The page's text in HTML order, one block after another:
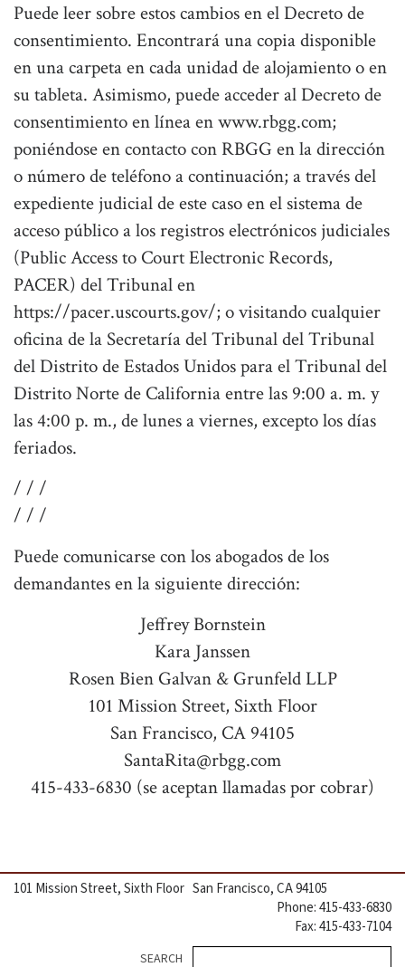
Puede leer sobre estos cambios en el Decreto de
consentimiento. Encontrará una copia disponible
en una carpeta en cada unidad de alojamiento o en
su tableta. Asimismo, puede acceder al Decreto de
consentimiento en línea en www.rbgg.com;
poniéndose en contacto con RBGG en la dirección
o número de teléfono a continuación; a través del
expediente judicial de este caso en el sistema de
acceso público a los registros electrónicos judiciales
(Public Access to Court Electronic Records,
PACER) del Tribunal en
https://pacer.uscourts.gov/; o visitando cualquier
oficina de la Secretaría del Tribunal del Tribunal
del Distrito de Estados Unidos para el Tribunal del
Distrito Norte de California entre las 9:00 a. m. y
las 4:00 p. m., de lunes a viernes, excepto los días
feriados.
/ / /
/ / /
Puede comunicarse con los abogados de los
demandantes en la siguiente dirección:
Jeffrey Bornstein
Kara Janssen
Rosen Bien Galvan & Grunfeld LLP
101 Mission Street, Sixth Floor
San Francisco, CA 94105
SantaRita@rbgg.com
415-433-6830 (se aceptan llamadas por cobrar)
101 Mission Street, Sixth Floor San Francisco, CA 94105
Phone: 415-433-6830
Fax: 415-433-7104
SEARCH